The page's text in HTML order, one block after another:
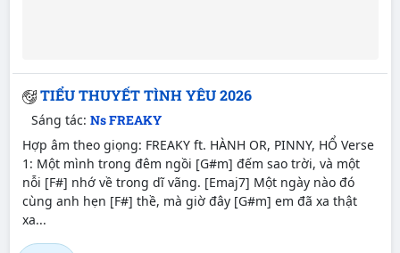
TIỂU THUYẾT TÌNH YÊU 2026
Sáng tác: Ns FREAKY
Hợp âm theo giọng: FREAKY ft. HÀNH OR, PINNY, HỔ Verse
1: Một mình trong đêm ngồi [G#m] đếm sao trời, và một
nỗi [F#] nhớ về trong dĩ vãng. [Emaj7] Một ngày nào đó
cùng anh hẹn [F#] thề, mà giờ đây [G#m] em đã xa thật
xa...